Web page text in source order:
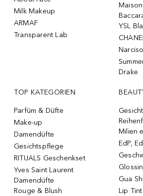
Milk Makeup
ARMAF
Transparent Lab
YSL
Drake
TOP KATEGORIEN
Parfüm & Düfte
Make-up
Damendüfte
Gesichtspflege
RITUALS Geschenkset
Yves Saint Laurent
Damendüfte
Rouge & Blush
Milien
EdP,
Gua
Lip